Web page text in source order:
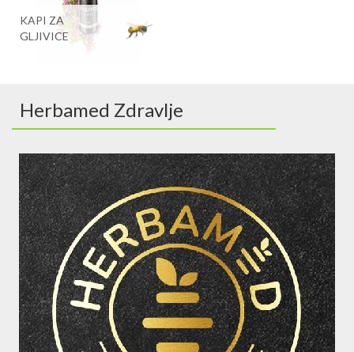
KAPI ZA
GLJIVICE
Herbamed Zdravlje